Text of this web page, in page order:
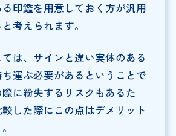
印鑑を用意しておく方が汎用
考えられます。
は、サインと違い実体のある
運ぶ必要があるということで
に紛失するリスクもあるた
した際にこの点はデメリット